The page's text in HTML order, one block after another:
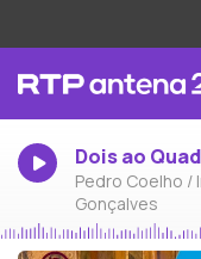
Dois ao
Pedro Coelho /
Gonçalves